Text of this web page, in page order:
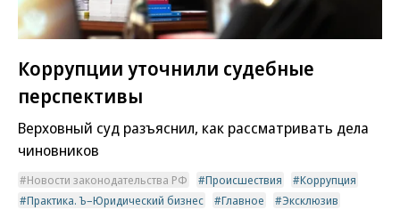
Коррупции уточнили судебные
перспективы
Верховный суд разъяснил, как рассматривать дела
чиновников
Новости законодательства РФ Происшествия
Коррупция
Практика. Ъ–Юридический бизнес
Главное
Эксклюзив